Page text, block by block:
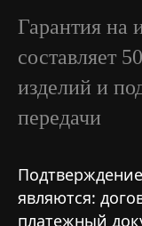
Гарантия на
составляет
изделий и
передачи
являются:
платежный